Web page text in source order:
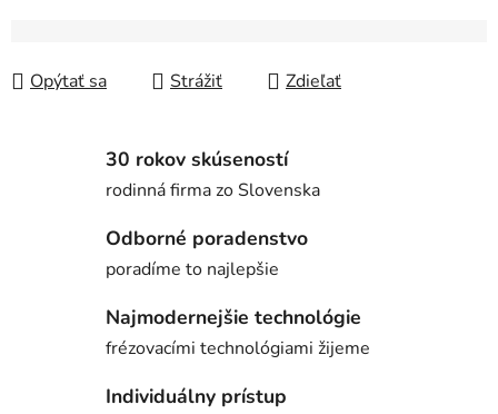
Opýtať sa Strážiť Zdieľať
30 rokov skúseností
rodinná firma zo Slovenska
Odborné poradenstvo
poradíme to najlepšie
Najmodernejšie technológie
frézovacími technológiami žijeme
Individuálny prístup